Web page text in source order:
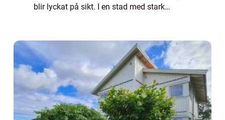
blir lyckat på sikt. I en stad med stark